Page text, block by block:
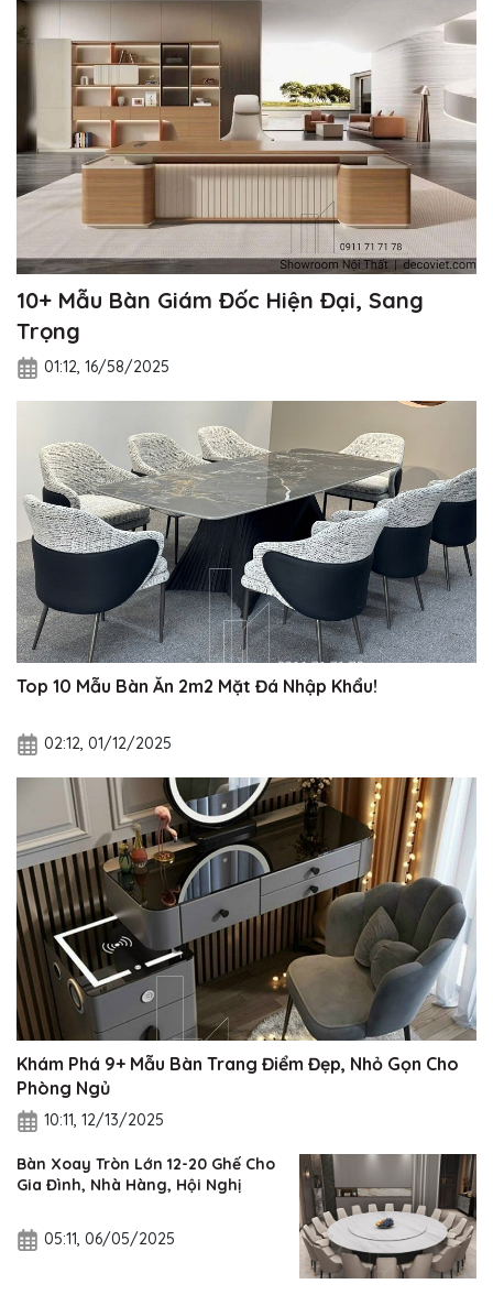
10+ Mẫu Bàn Giám Đốc Hiện Đại, Sang
Trọng
01:12, 16/58/2025
Top 10 Mẫu Bàn Ăn 2m2 Mặt Đá Nhập Khẩu!
02:12, 01/12/2025
Khám Phá 9+ Mẫu Bàn Trang Điểm Đẹp, Nhỏ Gọn Cho
Phòng Ngủ
10:11, 12/13/2025
Bàn Xoay Tròn Lớn 12-20 Ghế Cho
Gia Đình, Nhà Hàng, Hội Nghị
05:11, 06/05/2025